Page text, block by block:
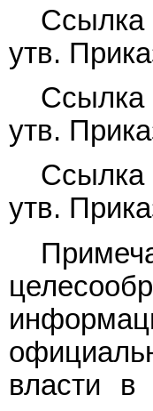
утв.
утв.
утв.
власти в